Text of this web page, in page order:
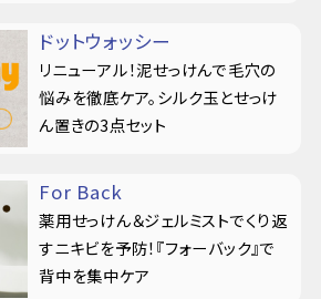
ドットウォッシー
リニューアル！泥せっけんで毛穴の
悩みを徹底ケア。シルク玉とせっけ
ん置きの3点セット
For Back
薬用せっけん＆ジェルミストでくり返
すニキビを予防！『フォーバック』で
背中を集中ケア